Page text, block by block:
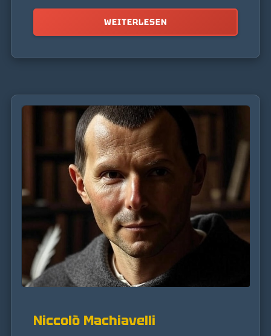
WEITERLESEN
Niccolò Machiavelli